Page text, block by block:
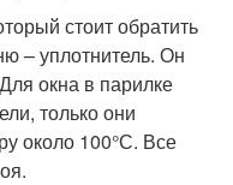
стоит обратить
– уплотнитель. Он
окна в парилке
только они
около 100°С. Все